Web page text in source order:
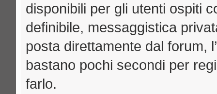
disponibili per gli utenti ospiti
definibile, messaggistica
posta direttamente dal forum,
bastano pochi secondi per
farlo.